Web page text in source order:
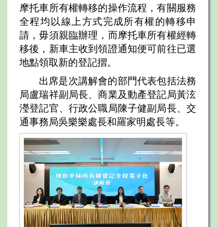
摩托車所有權轉移的操作流程，有關服務
全程均以線上方式完成所有權的轉移申
請，毋須親臨辦理，而摩托車所有權經轉
移後，新車主收到領證通知便可前往已選
地點領取新的登記摺。
出席是次講解會的部門代表包括法務
局盧瑞祥副局長、商業及動產登記局黃泫
瀅登記官、行政公職局陳子健副局長、交
通事務局吳樂樂處長和羅家明處長等。